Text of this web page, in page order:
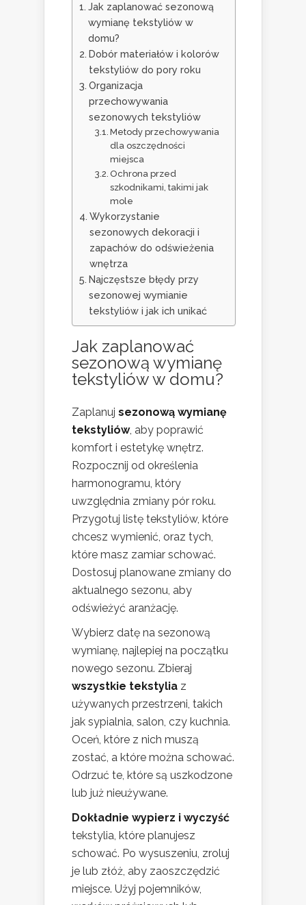
Jak zaplanować sezonową
wymianę tekstyliów w
domu?
Dobór materiałów i kolorów
tekstyliów do pory roku
Organizacja
przechowywania
sezonowych tekstyliów
Metody przechowywania
dla oszczędności
miejsca
Ochrona przed
szkodnikami, takimi jak
mole
Wykorzystanie
sezonowych dekoracji i
zapachów do odświeżenia
wnętrza
Najczęstsze błędy przy
sezonowej wymianie
tekstyliów i jak ich unikać
Jak zaplanować
sezonową wymianę
tekstyliów w domu?
Zaplanuj sezonową wymianę
tekstyliów, aby poprawić
komfort i estetykę wnętrz.
Rozpocznij od określenia
harmonogramu, który
uwzględnia zmiany pór roku.
Przygotuj listę tekstyliów, które
chcesz wymienić, oraz tych,
które masz zamiar schować.
Dostosuj planowane zmiany do
aktualnego sezonu, aby
odświeżyć aranżację.
Wybierz datę na sezonową
wymianę, najlepiej na początku
nowego sezonu. Zbieraj
wszystkie tekstylia z
używanych przestrzeni, takich
jak sypialnia, salon, czy kuchnia.
Oceń, które z nich muszą
zostać, a które można schować.
Odrzuć te, które są uszkodzone
lub już nieużywane.
Dokładnie wypierz i wyczyść
tekstylia, które planujesz
schować. Po wysuszeniu, zroluj
je lub złóż, aby zaoszczędzić
miejsce. Użyj pojemników,